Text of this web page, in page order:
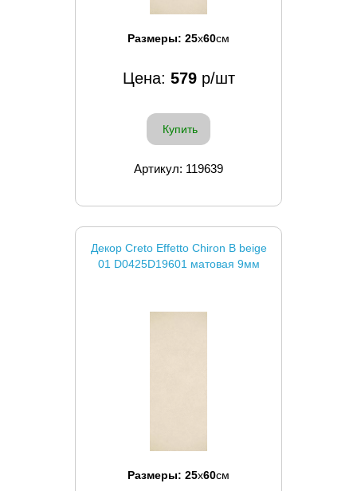
Размеры: 25x60см
Цена: 579р/шт
Купить
Артикул: 119639
Декор Creto Effetto Chiron B beige
01 D0425D19601 матовая 9мм
Размеры: 25x60см